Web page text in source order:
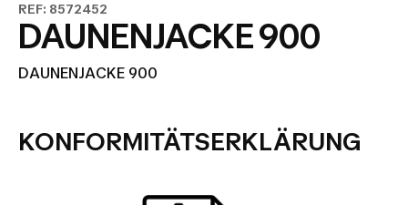
REF: 8572452
DAUNENJACKE 900
DAUNENJACKE 900
KONFORMITÄTSERKLÄRUNG